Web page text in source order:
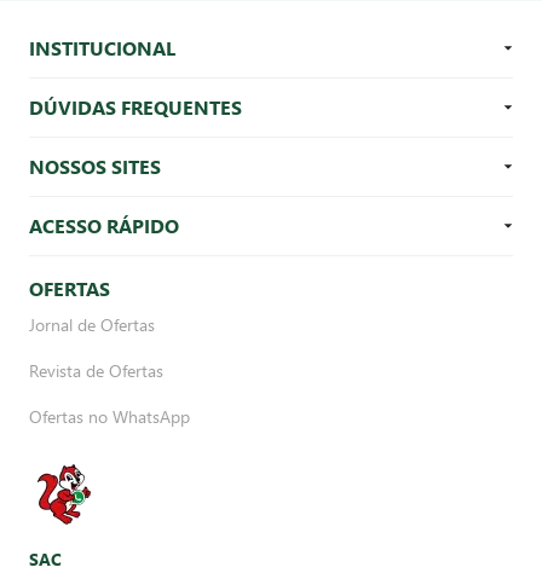
INSTITUCIONAL
DÚVIDAS FREQUENTES
NOSSOS SITES
ACESSO RÁPIDO
OFERTAS
Jornal de Ofertas
Revista de Ofertas
Ofertas no WhatsApp
SAC